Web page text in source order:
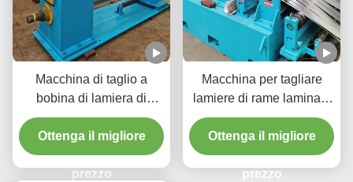
Macchina di taglio a
bobina di lamiera di
controllo della tensione
1600 mm Spessore della
bobina 3 mm 120 m/min
Velocità di taglio
Ottenga il migliore
prezzo
Macchina per tagliare
lamiere di rame laminata
a freddo a velocità di 200
M/min
Ottenga il migliore
prezzo